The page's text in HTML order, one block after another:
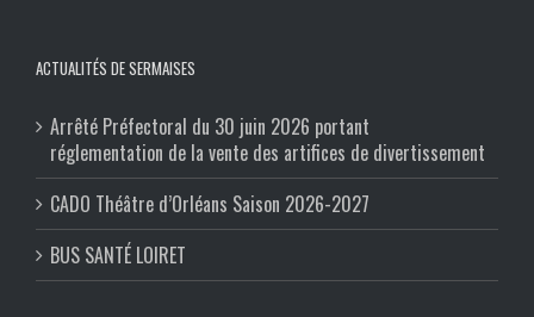
ACTUALITÉS DE SERMAISES
Arrêté Préfectoral du 30 juin 2026 portant
réglementation de la vente des artifices de divertissement
CADO Théâtre d’Orléans Saison 2026-2027
BUS SANTÉ LOIRET